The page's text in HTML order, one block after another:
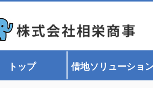
トップ 借地ソリューショ